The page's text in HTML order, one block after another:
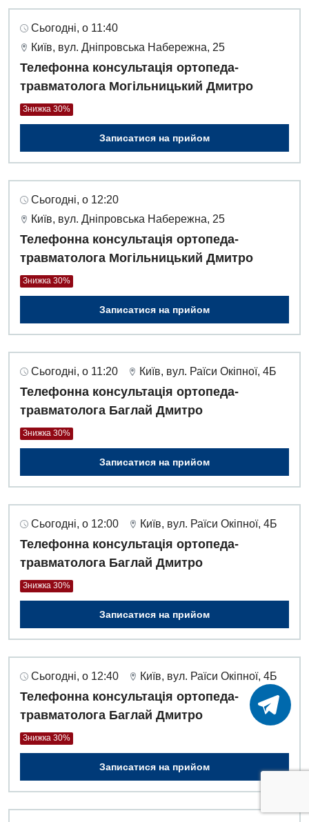
Сьогодні, о 11:40
Київ, вул. Дніпровська Набережна, 25
Телефонна консультація ортопеда-
травматолога Могільницький Дмитро
Знижка 30%
Записатися на прийом
Сьогодні, о 12:20
Київ, вул. Дніпровська Набережна, 25
Телефонна консультація ортопеда-
травматолога Могільницький Дмитро
Знижка 30%
Записатися на прийом
Сьогодні, о 11:20 Київ, вул. Раїси Окіпної, 4Б
Телефонна консультація ортопеда-
травматолога Баглай Дмитро
Знижка 30%
Записатися на прийом
Сьогодні, о 12:00 Київ, вул. Раїси Окіпної, 4Б
Телефонна консультація ортопеда-
травматолога Баглай Дмитро
Знижка 30%
Записатися на прийом
Сьогодні, о 12:40 Київ, вул. Раїси Окіпної, 4Б
Телефонна консультація ортопеда-
травматолога Баглай Дмитро
Знижка 30%
Записатися на прийом